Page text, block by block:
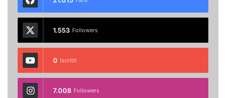
1.553 Followers
0 Iscritti
7.008 Followers